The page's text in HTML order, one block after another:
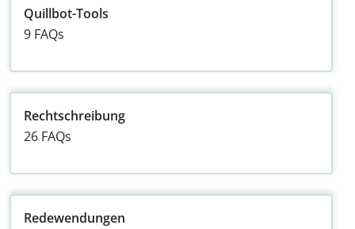
Quillbot-Tools
9 FAQs
Rechtschreibung
26 FAQs
Redewendungen